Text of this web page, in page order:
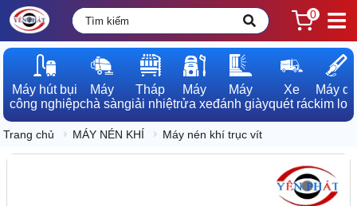
0
Máy hút bụi
công nghiệp
Máy
chà sàn
Tháp
giải nhiệt
Máy
rửa xe
Máy
đánh giày
Xe
quét rác
Máy dò
kim loại
Trang chủ MÁY NÉN KHÍ Máy nén khí trục vít